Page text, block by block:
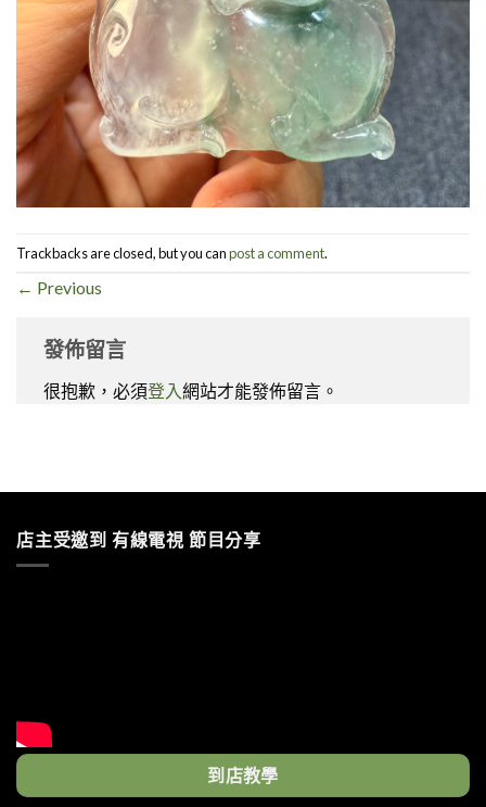
Trackbacks are closed, but you canpost a comment.
← Previous
發佈留言
很抱歉，必須登入網站才能發佈留言。
店主受邀到 有線電視 節目分享
到店教學